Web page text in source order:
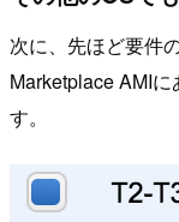
次に、先ほど要件
Marketplace AMI
す。